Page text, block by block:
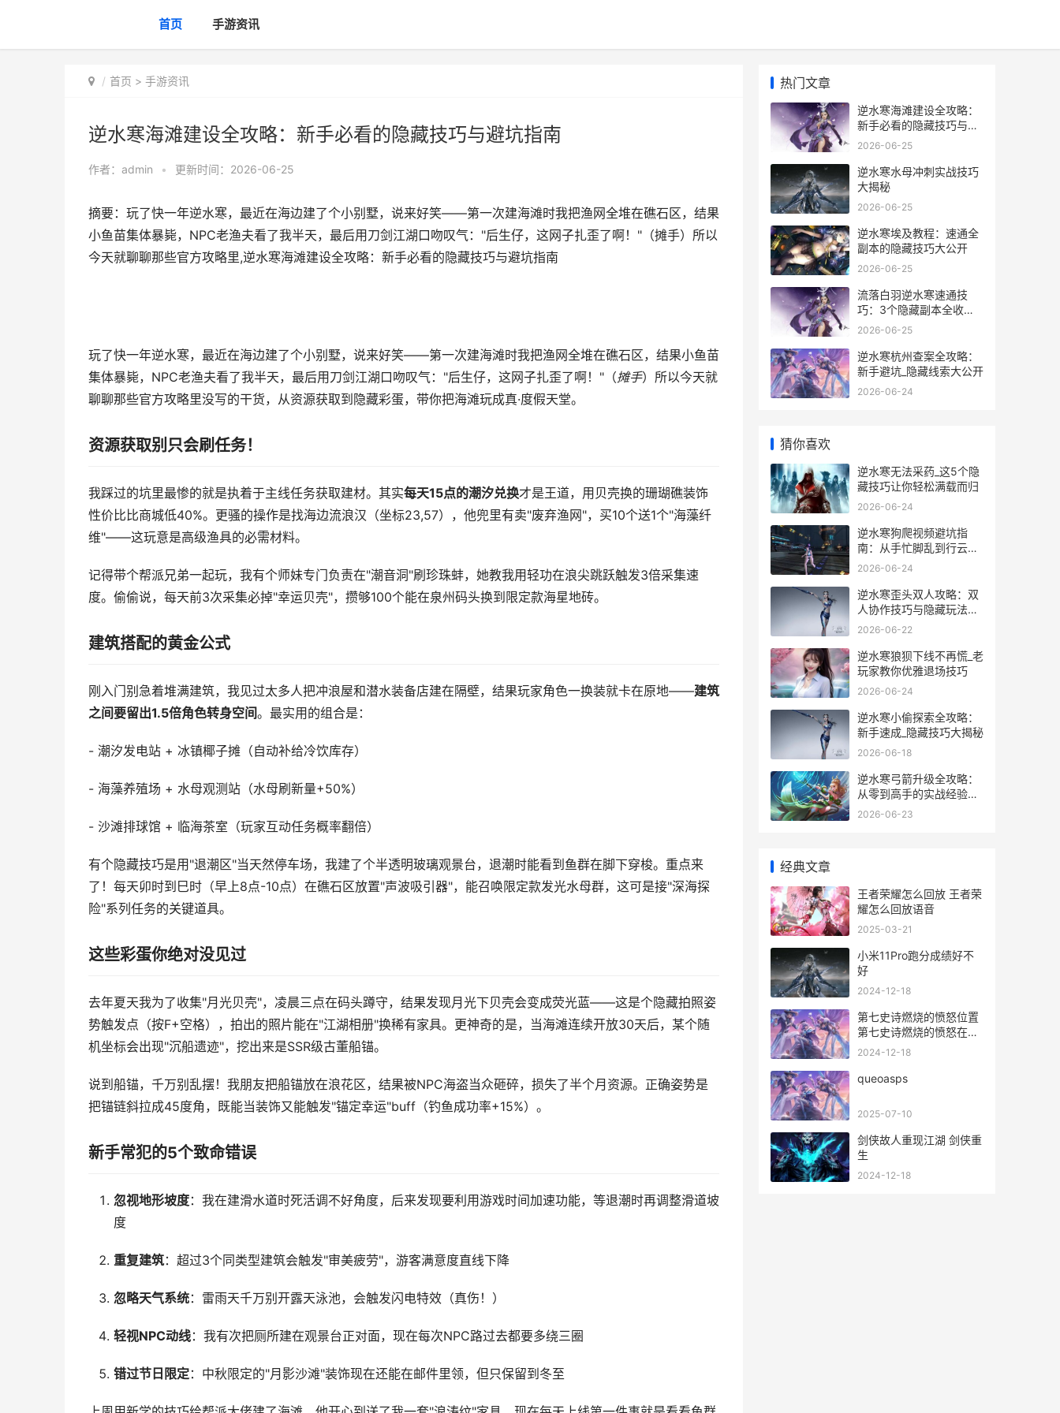
首页 手游资讯
首页 > 手游资讯
逆水寒海滩建设全攻略：新手必看的隐藏技巧与避坑指南
作者： admin • 更新时间：2026-06-25
摘要：玩了快一年逆水寒，最近在海边建了个小别墅，说来好笑——第一次建海滩时我把渔网全堆在礁石区，结果
小鱼苗集体暴毙，NPC老渔夫看了我半天，最后用刀剑江湖口吻叹气："后生仔，这网子扎歪了啊！"（摊手）所以
今天就聊聊那些官方攻略里,逆水寒海滩建设全攻略：新手必看的隐藏技巧与避坑指南
玩了快一年逆水寒，最近在海边建了个小别墅，说来好笑——第一次建海滩时我把渔网全堆在礁石区，结果小鱼苗
集体暴毙，NPC老渔夫看了我半天，最后用刀剑江湖口吻叹气："后生仔，这网子扎歪了啊！"（摊手）所以今天就
聊聊那些官方攻略里没写的干货，从资源获取到隐藏彩蛋，带你把海滩玩成真·度假天堂。
资源获取别只会刷任务！
我踩过的坑里最惨的就是执着于主线任务获取建材。其实每天15点的潮汐兑换才是王道，用贝壳换的珊瑚礁装饰
性价比比商城低40%。更骚的操作是找海边流浪汉（坐标23,57），他兜里有卖"废弃渔网"，买10个送1个"海藻纤
维"——这玩意是高级渔具的必需材料。
记得带个帮派兄弟一起玩，我有个师妹专门负责在"潮音洞"刷珍珠蚌，她教我用轻功在浪尖跳跃触发3倍采集速
度。偷偷说，每天前3次采集必掉"幸运贝壳"，攒够100个能在泉州码头换到限定款海星地砖。
建筑搭配的黄金公式
刚入门别急着堆满建筑，我见过太多人把冲浪屋和潜水装备店建在隔壁，结果玩家角色一换装就卡在原地——建筑
之间要留出1.5倍角色转身空间。最实用的组合是：
- 潮汐发电站 + 冰镇椰子摊（自动补给冷饮库存）
- 海藻养殖场 + 水母观测站（水母刷新量+50%）
- 沙滩排球馆 + 临海茶室（玩家互动任务概率翻倍）
有个隐藏技巧是用"退潮区"当天然停车场，我建了个半透明玻璃观景台，退潮时能看到鱼群在脚下穿梭。重点来
了！每天卯时到巳时（早上8点-10点）在礁石区放置"声波吸引器"，能召唤限定款发光水母群，这可是接"深海探
险"系列任务的关键道具。
这些彩蛋你绝对没见过
去年夏天我为了收集"月光贝壳"，凌晨三点在码头蹲守，结果发现月光下贝壳会变成荧光蓝——这是个隐藏拍照姿
势触发点（按F+空格），拍出的照片能在"江湖相册"换稀有家具。更神奇的是，当海滩连续开放30天后，某个随
机坐标会出现"沉船遗迹"，挖出来是SSR级古董船锚。
说到船锚，千万别乱摆！我朋友把船锚放在浪花区，结果被NPC海盗当众砸碎，损失了半个月资源。正确姿势是
把锚链斜拉成45度角，既能当装饰又能触发"锚定幸运"buff（钓鱼成功率+15%）。
新手常犯的5个致命错误
忽视地形坡度：我在建滑水道时死活调不好角度，后来发现要利用游戏时间加速功能，等退潮时再调整滑道坡
度
重复建筑：超过3个同类型建筑会触发"审美疲劳"，游客满意度直线下降
忽略天气系统：雷雨天千万别开露天泳池，会触发闪电特效（真伤！）
轻视NPC动线：我有次把厕所建在观景台正对面，现在每次NPC路过去都要多绕三圈
错过节日限定：中秋限定的"月影沙滩"装饰现在还能在邮件里领，但只保留到冬至
热门文章
逆水寒海滩建设全攻略：
新手必看的隐藏技巧与避
坑指南
2026-06-25
逆水寒水母冲刺实战技巧
大揭秘
2026-06-25
逆水寒埃及教程：速通全
副本的隐藏技巧大公开
2026-06-25
流落白羽逆水寒速通技
巧：3个隐藏副本全收集
指南
2026-06-25
逆水寒杭州查案全攻略：
新手避坑_隐藏线索大公开
2026-06-24
猜你喜欢
逆水寒无法采药_这5个隐
藏技巧让你轻松满载而归
2026-06-24
逆水寒狗爬视频避坑指
南：从手忙脚乱到行云流
水的实战经验
2026-06-24
逆水寒歪头双人攻略：双
人协作技巧与隐藏玩法大
揭秘
2026-06-22
逆水寒狼狈下线不再慌_老
玩家教你优雅退场技巧
2026-06-24
逆水寒小偷探索全攻略：
新手速成_隐藏技巧大揭秘
2026-06-18
逆水寒弓箭升级全攻略：
从零到高手的实战经验分
享
2026-06-23
经典文章
王者荣耀怎么回放 王者荣
耀怎么回放语音
2025-03-21
小米11Pro跑分成绩好不
好
2024-12-18
第七史诗燃烧的愤怒位置
第七史诗燃烧的愤怒在哪
获得
2024-12-18
queoasps
2025-07-10
剑侠故人重现江湖 剑侠重
生
2024-12-18